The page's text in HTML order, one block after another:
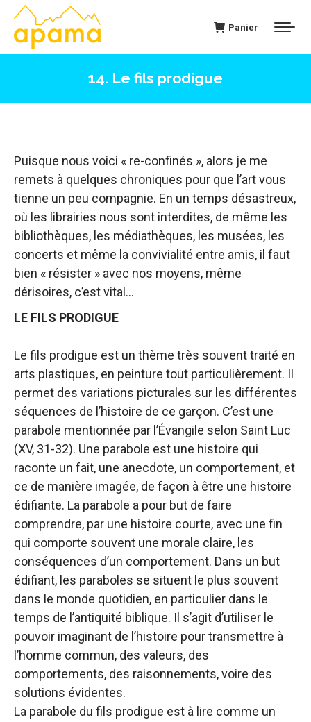
Panier
14. Le fils prodigue
Puisque nous voici « re-confinés », alors je me
remets à quelques chroniques pour que l’art vous
tienne un peu compagnie. En un temps désastreux,
où les librairies nous sont interdites, de même les
bibliothèques, les médiathèques, les musées, les
concerts et même la convivialité entre amis, il faut
bien « résister » avec nos moyens, même
dérisoires, c’est vital…
LE FILS PRODIGUE
Le fils prodigue est un thème très souvent traité en
arts plastiques, en peinture tout particulièrement. Il
permet des variations picturales sur les différentes
séquences de l’histoire de ce garçon. C’est une
parabole mentionnée par l’Évangile selon Saint Luc
(XV, 31-32). Une parabole est une histoire qui
raconte un fait, une anecdote, un comportement, et
ce de manière imagée, de façon à être une histoire
édifiante. La parabole a pour but de faire
comprendre, par une histoire courte, avec une fin
qui comporte souvent une morale claire, les
conséquences d’un comportement. Dans un but
édifiant, les paraboles se situent le plus souvent
dans le monde quotidien, en particulier dans le
temps de l’antiquité biblique. Il s’agit d’utiliser le
pouvoir imaginant de l’histoire pour transmettre à
l’homme commun, des valeurs, des
comportements, des raisonnements, voire des
solutions évidentes.
La parabole du fils prodigue est à lire comme un